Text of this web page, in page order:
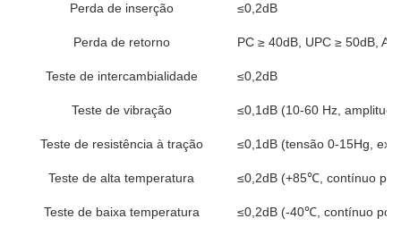
Perda de inserção ≤0,2dB
Perda de retorno PC ≥ 40dB, UPC ≥ 50dB,
Teste de intercambialidade ≤0,2dB
Teste de vibração ≤0,1dB (10-60 Hz,
Teste de resistência à tração ≤0,1dB (tensão 0-15Hg,
Teste de alta temperatura ≤0,2dB (+85℃, contínuo por
Teste de baixa temperatura ≤0,2dB (-40℃, contínuo por